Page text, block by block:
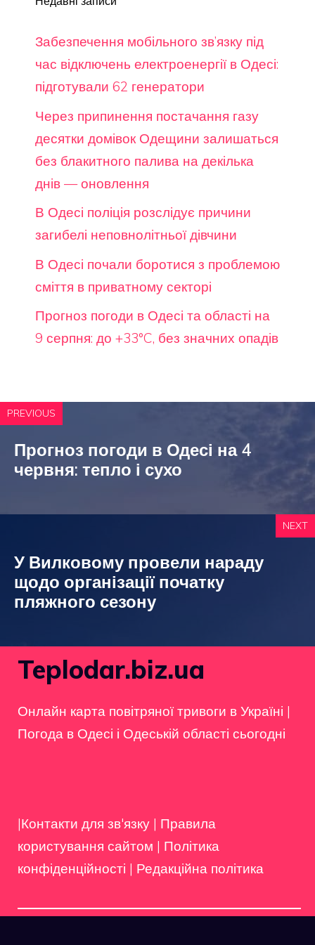
Забезпечення мобільного зв’язку під
час відключень електроенергії в Одесі:
підготували 62 генератори
Через припинення постачання газу
десятки домівок Одещини залишаться
без блакитного палива на декілька
днів — оновлення
В Одесі поліція розслідує причини
загибелі неповнолітньої дівчини
В Одесі почали боротися з проблемою
сміття в приватному секторі
Прогноз погоди в Одесі та області на
9 серпня: до +33°C, без значних опадів
PREVIOUS
Прогноз погоди в Одесі на 4
червня: тепло і сухо
NEXT
У Вилковому провели нараду
щодо організації початку
пляжного сезону
Teplodar.biz.ua
Онлайн карта повітряної тривоги в Україні |
Погода в Одесі і Одеській області сьогодні
|Контакти для зв'язку | Правила
користування сайтом | Політика
конфіденційності | Редакційна політика